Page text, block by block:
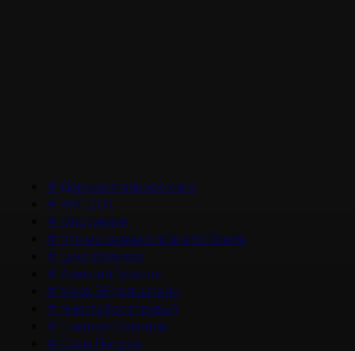
# Документальное кино
# НМГ ДОК
# Фестивали
# Что мы знаем о планете Земля
# Цикл Великие
#Алексей Гуськов
# Марк Эйдельштейн
# Никита Кологривый
# Главные Сериалы
# Саша Петров